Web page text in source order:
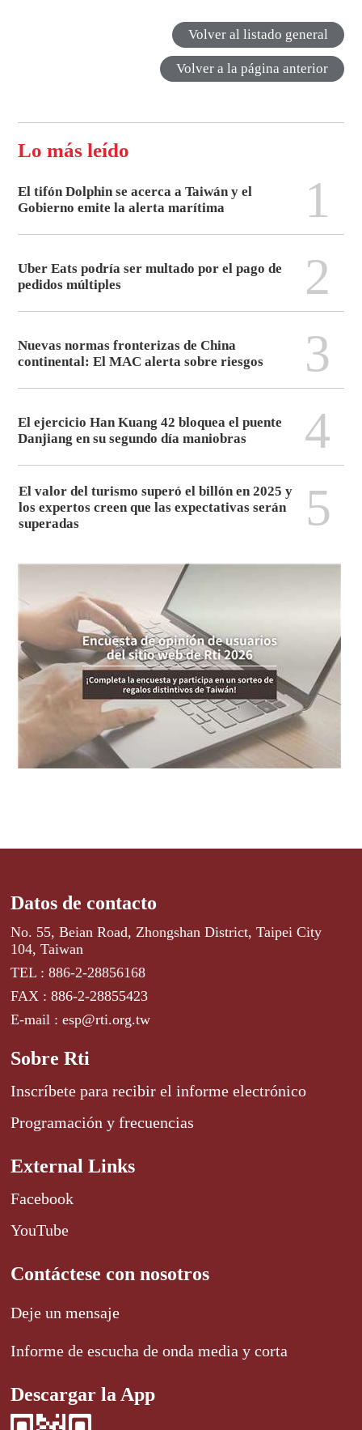
Volver al listado general
Volver a la página anterior
Lo más leído
El tifón Dolphin se acerca a Taiwán y el
Gobierno emite la alerta marítima
1
Uber Eats podría ser multado por el pago de
pedidos múltiples
2
Nuevas normas fronterizas de China
continental: El MAC alerta sobre riesgos
3
El ejercicio Han Kuang 42 bloquea el puente
Danjiang en su segundo día maniobras
4
El valor del turismo superó el billón en 2025 y
los expertos creen que las expectativas serán
superadas
5
Datos de contacto
No. 55, Beian Road, Zhongshan District, Taipei City
104, Taiwan
TEL : 886-2-28856168
FAX : 886-2-28855423
E-mail : esp@rti.org.tw
Sobre Rti
Inscríbete para recibir el informe electrónico
Programación y frecuencias
External Links
Facebook
YouTube
Contáctese con nosotros
Deje un mensaje
Informe de escucha de onda media y corta
Descargar la App